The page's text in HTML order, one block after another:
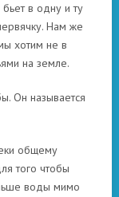
в одну и ту
Нам же
хотим не в
на земле.
Он называется
общему
того чтобы
воды мимо